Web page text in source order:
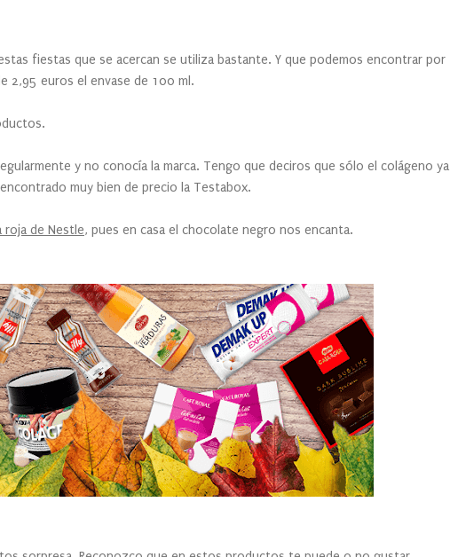
fiestas que se acercan se utiliza bastante. Y que podemos encontrar por
2,95 euros el envase de 100 ml.
y no conocía la marca. Tengo que deciros que sólo el colágeno ya
muy bien de precio la Testabox.
roja de Nestle, pues en casa el chocolate negro nos encanta.